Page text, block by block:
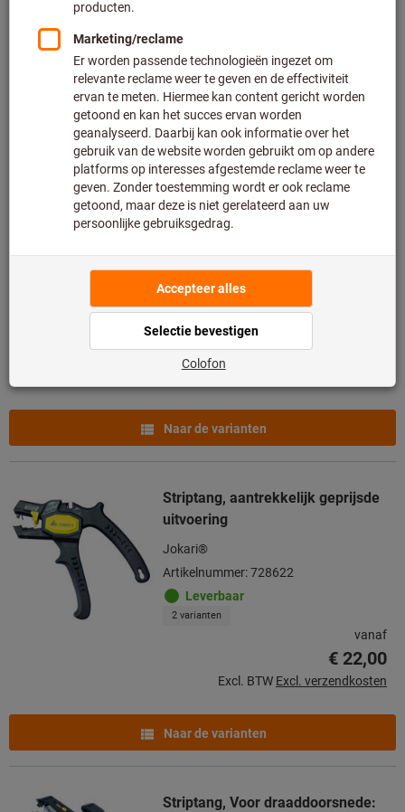
Excl. BTWExcl. verzendkosten
Toevoegen aan wenslijst
HOLEX striptang gepolijst
Artikelnummer: 728628
Leverbaar
2 varianten
Naar de varianten
Striptang, aantrekkelijk geprijsde
uitvoering
Jokari®
Artikelnummer: 728622
Leverbaar
2 varianten
vanaf
€ 22,00
Excl. BTW Excl. verzendkosten
Naar de varianten
Striptang, Voor draaddoorsnede: